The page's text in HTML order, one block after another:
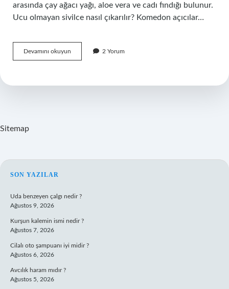
arasında çay ağacı yağı, aloe vera ve cadı fındığı bulunur.
Ucu olmayan sivilce nasıl çıkarılır? Komedon açıcılar…
Devamını okuyun
Vermeyen
Geçer
2 Yorum
Sitemap
SIDEBAR
SON YAZILAR
Uda benzeyen çalgı nedir ?
Ağustos 9, 2026
Kurşun kalemin ismi nedir ?
Ağustos 7, 2026
Cilalı oto şampuanı iyi midir ?
Ağustos 6, 2026
Avcılık haram mıdır ?
Ağustos 5, 2026